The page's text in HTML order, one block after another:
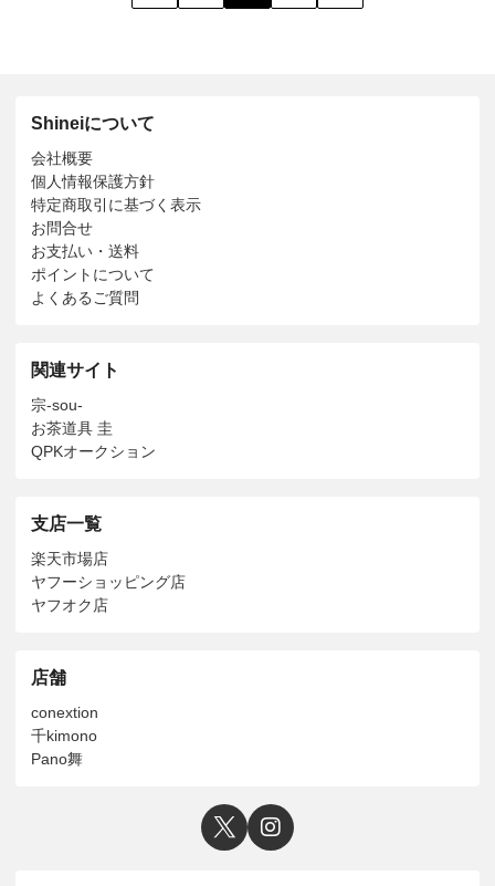
Shineiについて
会社概要
個人情報保護方針
特定商取引に基づく表示
お問合せ
お支払い・送料
ポイントについて
よくあるご質問
関連サイト
宗-sou-
お茶道具 圭
QPKオークション
支店一覧
楽天市場店
ヤフーショッピング店
ヤフオク店
店舗
conextion
千kimono
Pano舞